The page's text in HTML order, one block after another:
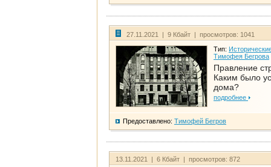
27.11.2021 | 9 Кбайт | просмотров: 1041
Тип:
Тимофея Бегрова
Правление
Каким было
дома?
подробнее
Предоставлено: Тимофей Бегров
13.11.2021 | 6 Кбайт | просмотров: 872